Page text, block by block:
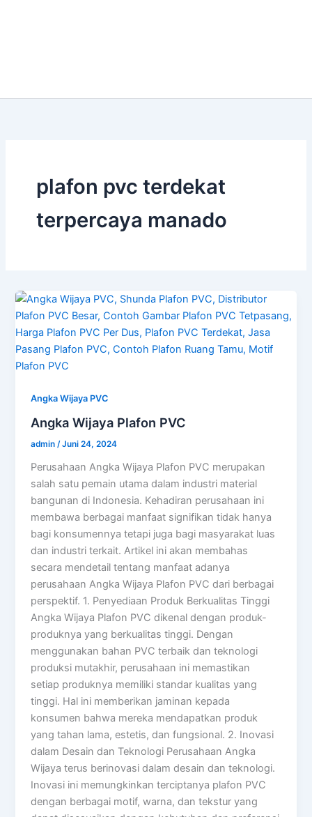
plafon pvc terdekat
terpercaya manado
Angka Wijaya PVC
Angka Wijaya Plafon PVC
admin /Juni 24, 2024
Perusahaan Angka Wijaya Plafon PVC merupakan
salah satu pemain utama dalam industri material
bangunan di Indonesia. Kehadiran perusahaan ini
membawa berbagai manfaat signifikan tidak hanya
bagi konsumennya tetapi juga bagi masyarakat luas
dan industri terkait. Artikel ini akan membahas
secara mendetail tentang manfaat adanya
perusahaan Angka Wijaya Plafon PVC dari berbagai
perspektif. 1. Penyediaan Produk Berkualitas Tinggi
Angka Wijaya Plafon PVC dikenal dengan produk-
produknya yang berkualitas tinggi. Dengan
menggunakan bahan PVC terbaik dan teknologi
produksi mutakhir, perusahaan ini memastikan
setiap produknya memiliki standar kualitas yang
tinggi. Hal ini memberikan jaminan kepada
konsumen bahwa mereka mendapatkan produk
yang tahan lama, estetis, dan fungsional. 2. Inovasi
dalam Desain dan Teknologi Perusahaan Angka
Wijaya terus berinovasi dalam desain dan teknologi.
Inovasi ini memungkinkan terciptanya plafon PVC
dengan berbagai motif, warna, dan tekstur yang